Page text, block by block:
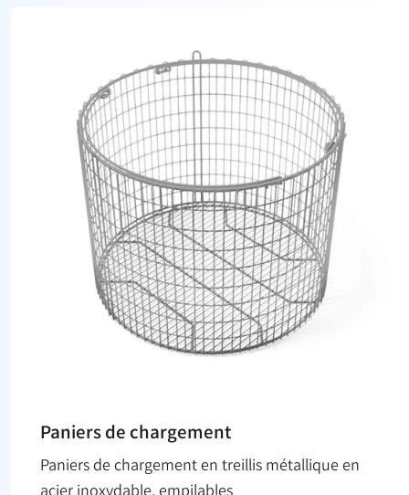
Paniers de chargement
Paniers de chargement en treillis métallique en